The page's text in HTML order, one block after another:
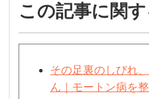
この記事に関
その足裏のしびれ
ん｜モートン病を